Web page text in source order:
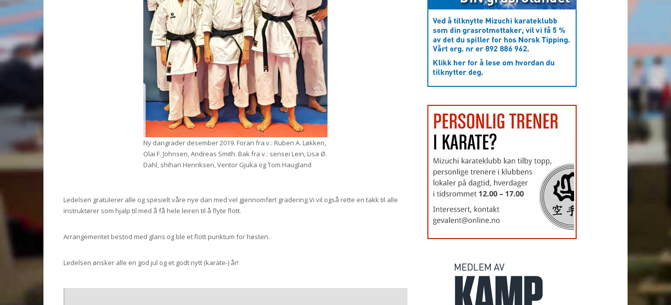
Ny dangrader desember 2019. Foran fra v.: Ruben A. Løkken,
Olai F. Johnsen, Andreas Smith. Bak fra v.: sensei Lein, Lisa Ø.
Dahl, shihan Henriksen, Ventor Gjuka og Tom Haugland
Ledelsen gratulerer alle og spesielt våre nye dan med vel gjennomført gradering.Vi vil også rette en takk til alle
instruktører som hjalp til med å få hele leiren til å flyte flott.
Arrangementet bestod med glans og ble et flott punktum for høsten.
Ledelsen ønsker alle en god jul og et godt nytt (karate-) år!